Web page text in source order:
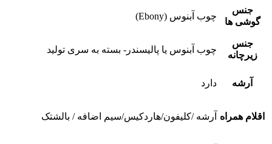
جنس
گوشی ها
چوب آبنوس (Ebony)
جنس
زیرچانه
چوب آبنوس یا پالیسندر- بسته به سری تولید
آرشه دارد
اقلام همراه آرشه /کلیفون/هاردکیس/سیم اضافه / بالشتک